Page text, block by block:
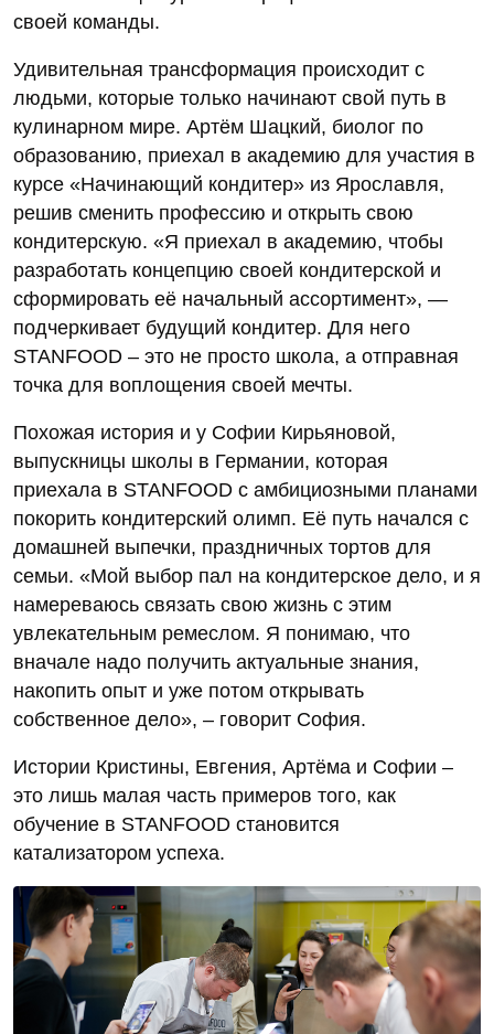
своей команды.
Удивительная трансформация происходит с
людьми, которые только начинают свой путь в
кулинарном мире. Артём Шацкий, биолог по
образованию, приехал в академию для участия в
курсе «Начинающий кондитер» из Ярославля,
решив сменить профессию и открыть свою
кондитерскую. «Я приехал в академию, чтобы
разработать концепцию своей кондитерской и
сформировать её начальный ассортимент», —
подчеркивает будущий кондитер. Для него
STANFOOD – это не просто школа, а отправная
точка для воплощения своей мечты.
Похожая история и у Софии Кирьяновой,
выпускницы школы в Германии, которая
приехала в STANFOOD с амбициозными планами
покорить кондитерский олимп. Её путь начался с
домашней выпечки, праздничных тортов для
семьи. «Мой выбор пал на кондитерское дело, и я
намереваюсь связать свою жизнь с этим
увлекательным ремеслом. Я понимаю, что
вначале надо получить актуальные знания,
накопить опыт и уже потом открывать
собственное дело», – говорит София.
Истории Кристины, Евгения, Артёма и Софии –
это лишь малая часть примеров того, как
обучение в STANFOOD становится
катализатором успеха.